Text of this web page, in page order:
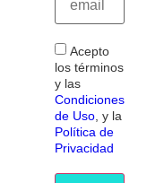
Acepto
los términos
y las
Condiciones
de Uso, y la
Política de
Privacidad